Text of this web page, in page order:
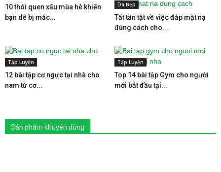
10 thói quen xấu mùa hè khiến
bạn dễ bị mắc...
Da Đẹp
Tất tần tật về việc đắp mặt nạ
đúng cách cho...
Tập Luyện
12 bài tập cơ ngực tại nhà cho
nam từ cơ...
Tập Luyện
Top 14 bài tập Gym cho người
mới bắt đầu tại...
Sản phẩm khuyên dùng